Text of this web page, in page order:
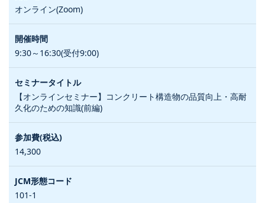
オンライン(Zoom)
9:30～16:30(受付9:00)
【オンラインセミナー】コンクリート構造物の品質向上・高耐
久化のための知識(前編)
14,300
101-1